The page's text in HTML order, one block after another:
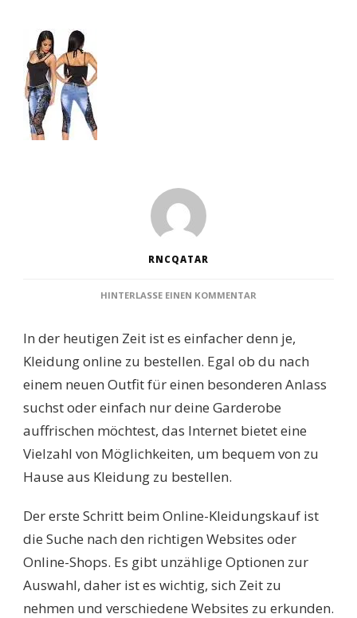
RNCQATAR
HINTERLASSE EINEN KOMMENTAR
EINFACH:
KLEIDUNG
ONLINE
BESTELLEN
TIPPS
UND
FÜR
In der heutigen Zeit ist es einfacher denn je,
Kleidung online zu bestellen. Egal ob du nach
einem neuen Outfit für einen besonderen Anlass
suchst oder einfach nur deine Garderobe
auffrischen möchtest, das Internet bietet eine
Vielzahl von Möglichkeiten, um bequem von zu
Hause aus Kleidung zu bestellen.
Der erste Schritt beim Online-Kleidungskauf ist
die Suche nach den richtigen Websites oder
Online-Shops. Es gibt unzählige Optionen zur
Auswahl, daher ist es wichtig, sich Zeit zu
nehmen und verschiedene Websites zu erkunden.